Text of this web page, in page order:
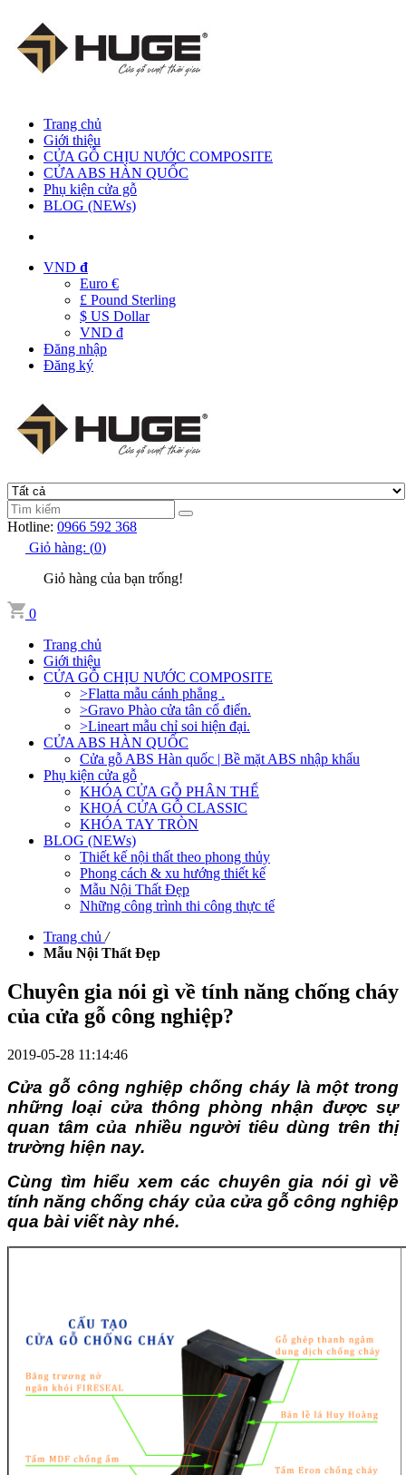
Trang chủ
Giới thiệu
CỬA GỖ CHỊU NƯỚC COMPOSITE
CỬA ABS HÀN QUỐC
Phụ kiện cửa gỗ
BLOG (NEWs)
VND đ
Euro €
£ Pound Sterling
$ US Dollar
VND đ
Đăng nhập
Đăng ký
Hotline: 0966 592 368
Giỏ hàng: (0)
Giỏ hàng của bạn trống!
0
Trang chủ
Giới thiệu
CỬA GỖ CHỊU NƯỚC COMPOSITE
>Flatta mẫu cánh phẳng .
>Gravo Phào cửa tân cổ điển.
>Lineart mẫu chỉ soi hiện đại.
CỬA ABS HÀN QUỐC
Cửa gỗ ABS Hàn quốc | Bề mặt ABS nhập khẩu
Phụ kiện cửa gỗ
KHÓA CỬA GỖ PHÂN THỂ
KHOÁ CỬA GỖ CLASSIC
KHÓA TAY TRÒN
BLOG (NEWs)
Thiết kế nội thất theo phong thủy
Phong cách & xu hướng thiết kế
Mẫu Nội Thất Đẹp
Những công trình thi công thực tế
Trang chủ /
Mẫu Nội Thất Đẹp
Chuyên gia nói gì về tính năng chống cháy
của cửa gỗ công nghiệp?
2019-05-28 11:14:46
Cửa gỗ công nghiệp chống cháy là một trong
những loại cửa thông phòng nhận được sự
quan tâm của nhiều người tiêu dùng trên thị
trường hiện nay.
Cùng tìm hiểu xem các chuyên gia nói gì về
tính năng chống cháy của cửa gỗ công nghiệp
qua bài viết này nhé.